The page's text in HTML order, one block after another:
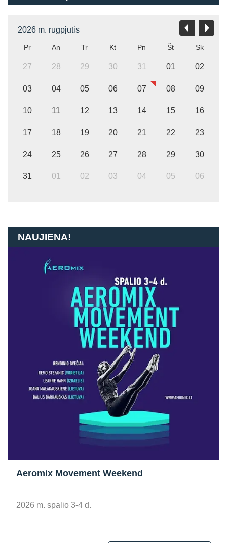
2026 m. rugpjūtis
Pr An Tr Kt Pn Št Sk
27 28 29 30 31 01 02
03 04 05 06 07 08 09
10 11 12 13 14 15 16
17 18 19 20 21 22 23
24 25 26 27 28 29 30
31 01 02 03 04 05 06
NAUJIENA!
Aeromix Movement Weekend
2026 m. spalio 3-4 d.